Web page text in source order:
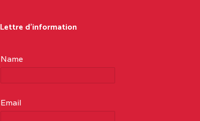
Lettre d'information
Name
Email